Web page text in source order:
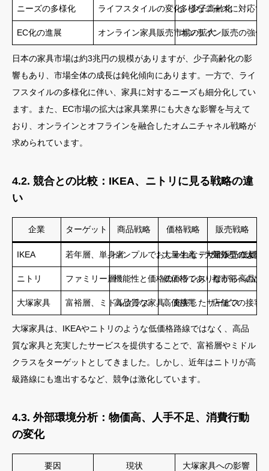
ニーズの多様化 ライフスタイルの変化、少子高齢化
多様なニーズに対応す
EC化の進展 オンライン家具販売市場の拡大オンライン販売の強化
日本の家具市場は約3兆円の規模がありますが、少子高齢化の影
響もあり、市場全体の成長は鈍化傾向にあります。一方で、ライ
フスタイルの多様化に伴い、家具に対するニーズも細分化してい
ます。また、EC市場の拡大は家具業界にも大きな影響を与えて
おり、オンラインとオフラインを融合したオムニチャネル戦略が
求められています。
4.2. 競合との比較：IKEA、ニトリに見る戦略の違
い
企業 ターゲット 商品戦略 価格戦略 販売戦略
IKEA 若年層、単身者シンプルでおしゃれなデザイン、低価格
大量生産・大量販売による
郊外型の大型
ニトリ ファミリー層機能性と価格のバランス低価格でありながら高品質
都市部への出
大塚家具 富裕層、ミドルクラス高品質な家具、充実したサービス
高価格帯 店舗での接客
大塚家具は、IKEAやニトリのような低価格路線ではなく、高品
質な家具と充実したサービスを提供することで、富裕層やミドル
クラスをターゲットとしてきました。しかし、近年はニトリが高
級路線にも進出するなど、競争は激化しています。
4.3. 外部環境分析：物価高、人手不足、消費行動
の変化
要因 現状 大塚家具への影響